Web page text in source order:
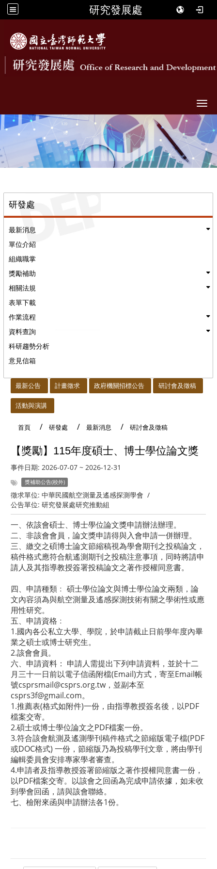
研究發展處
研發處
最新消息
單位介紹
組織職掌
獎勵補助
相關法規
表單下載
作業流程
資料查詢
科研趨勢分析
意見信箱
最新公告 計畫徵求 政府機關招標公告 研討會及徵稿
活動與演講
首頁 研發處 最新消息 研討會及徵稿
【獎勵】115年度碩士、博士學位論文獎
事件日期: 2026-07-07 ~ 2026-12-31
獎補助公告(校外)
徵求單位: 中華民國航空測量及遙感探測學會 /
公告單位: 研究發展處研究推動組
一、依該會碩士、博士學位論文獎申請辦法辦理。
二、非該會會員，論文獎申請得與入會申請一併辦理。
三、繳交之碩博士論文節縮稿視為學會期刊之投稿論文，
稿件格式應符合航遙測期刊之投稿注意事項，同時將請申
請人及其指導教授簽署投稿論文之著作授權同意書。
四、申請種類﹕ 碩士學位論文與博士學位論文兩類，論
文內容須為與航空測量及遙感探測技術有關之學術性或應
用性研究。
五、申請資格﹕
1.國內各公私立大學、學院，於申請截止日前學年度內畢
業之碩士或博士研究生。
2.該會會員。
六、申請資料： 申請人需提出下列申請資料，並於十二
月三十一日前以電子信函附檔(Email)方式，寄至Email帳
號csprsmail@csprs.org.tw，並副本至
csprs3f@gmail.com。
1.推薦表(格式如附件)一份，由指導教授簽名後，以PDF
檔案交寄。
2.碩士或博士學位論文之PDF檔案一份。
3.符合該會航測及遙測學刊稿件格式之節縮版電子檔(PDF
或DOC格式) 一份，節縮版乃為投稿學刊文章，將由學刊
編輯委員會安排專家學者審查。
4.申請者及指導教授簽署節縮版之著作授權同意書一份，
以PDF檔案交寄。以該會之回函為完成申請依據，如未收
到學會回函，請與該會聯絡。
七、檢附來函與申請辦法各1份。